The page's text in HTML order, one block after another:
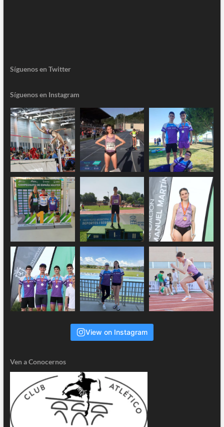
Síguenos en Twitter
Síguenos en Instagram
View on Instagram
Ven a Conocernos